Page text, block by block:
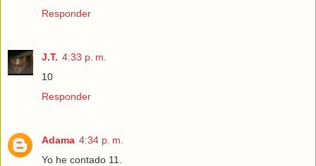
Responder
J.T. 4:33 p. m.
10
Responder
Adama 4:34 p. m.
Yo he contado 11.